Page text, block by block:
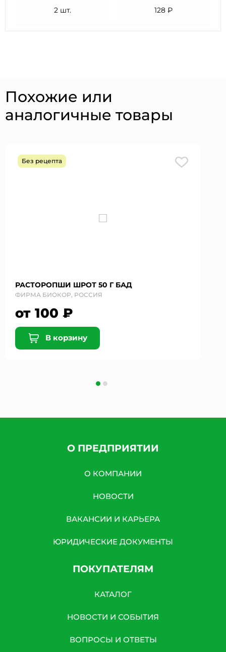
2 шт.
128 ₽
Похожие или
аналогичные товары
Без рецепта
РАСТОРОПШИ ШРОТ 50 Г БАД
ФИРМА БИОКОР, РОССИЯ
от 100 ₽
В корзину
О ПРЕДПРИЯТИИ
О КОМПАНИИ
НОВОСТИ
ВАКАНСИИ И КАРЬЕРА
ЮРИДИЧЕСКИЕ ДОКУМЕНТЫ
ПОКУПАТЕЛЯМ
КАТАЛОГ
НОВОСТИ И СОБЫТИЯ
ВОПРОСЫ И ОТВЕТЫ